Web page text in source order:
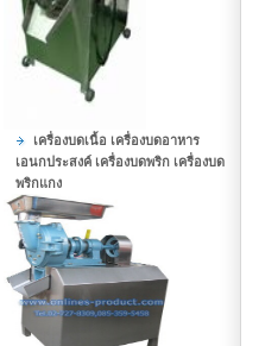
เครื่องบดเนื้อ เครื่องบดอาหาร
เอนกประสงค์ เครื่องบดพริก เครื่องบด
พริกแกง